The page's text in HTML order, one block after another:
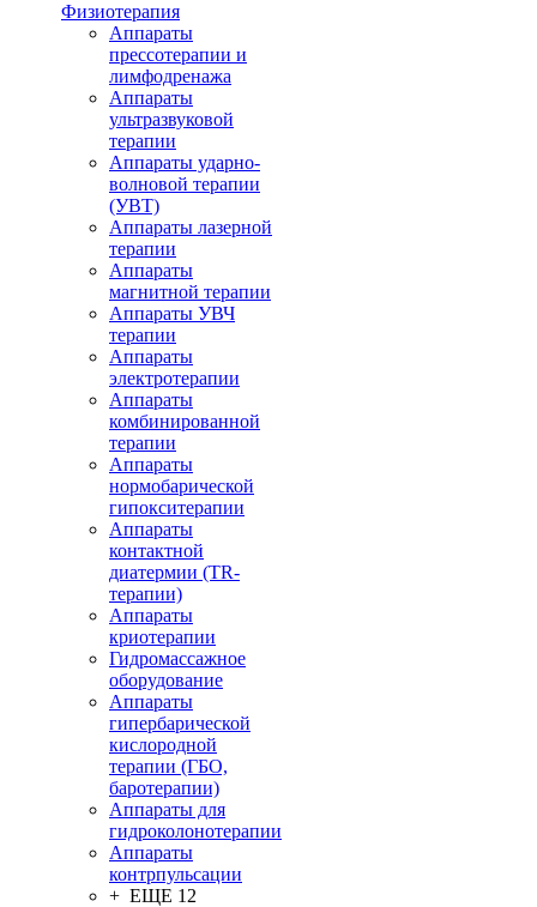
Физиотерапия
Аппараты
прессотерапии и
лимфодренажа
Аппараты
ультразвуковой
терапии
Аппараты ударно-
волновой терапии
(УВТ)
Аппараты лазерной
терапии
Аппараты
магнитной терапии
Аппараты УВЧ
терапии
Аппараты
электротерапии
Аппараты
комбинированной
терапии
Аппараты
нормобарической
гипокситерапии
Аппараты
контактной
диатермии (TR-
терапии)
Аппараты
криотерапии
Гидромассажное
оборудование
Аппараты
гипербарической
кислородной
терапии (ГБО,
баротерапии)
Аппараты для
гидроколонотерапии
Аппараты
контрпульсации
+ ЕЩЕ 12